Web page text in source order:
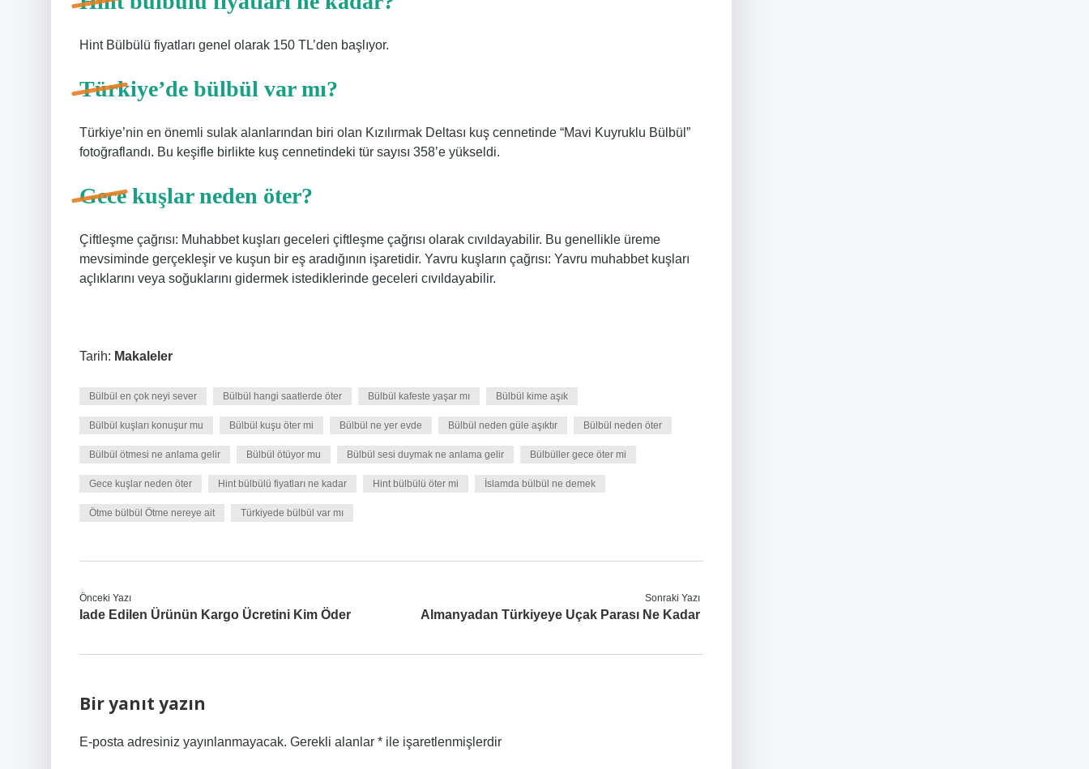
Hint Bülbülü fiyatları genel olarak 150 TL’den başlıyor.
Türkiye’de bülbül var mı?
Türkiye’nin en önemli sulak alanlarından biri olan Kızılırmak Deltası kuş cennetinde “Mavi Kuyruklu Bülbül”
fotoğraflandı. Bu keşifle birlikte kuş cennetindeki tür sayısı 358’e yükseldi.
Gece kuşlar neden öter?
Çiftleşme çağrısı: Muhabbet kuşları geceleri çiftleşme çağrısı olarak cıvıldayabilir. Bu genellikle üreme
mevsiminde gerçekleşir ve kuşun bir eş aradığının işaretidir. Yavru kuşların çağrısı: Yavru muhabbet kuşları
açlıklarını veya soğuklarını gidermek istediklerinde geceleri cıvıldayabilir.
Tarih: Makaleler
Bülbül en çok neyi sever Bülbül hangi saatlerde öter Bülbül kafeste yaşar mı Bülbül kime aşık
Bülbül kuşları konuşur mu Bülbül kuşu öter mi Bülbül ne yer evde Bülbül neden güle aşıktır Bülbül neden öter
Bülbül ötmesi ne anlama gelir Bülbül ötüyor mu Bülbül sesi duymak ne anlama gelir Bülbüller gece öter mi
Gece kuşlar neden öter Hint bülbülü fiyatları ne kadar Hint bülbülü öter mi İslamda bülbül ne demek
Ötme bülbül Ötme nereye ait Türkiyede bülbül var mı
Önceki Yazı
Iade Edilen Ürünün Kargo Ücretini Kim Öder
Sonraki Yazı
Almanyadan Türkiyeye Uçak Parası Ne Kadar
Bir yanıt yazın
E-posta adresiniz yayınlanmayacak. Gerekli alanlar * ile işaretlenmişlerdir